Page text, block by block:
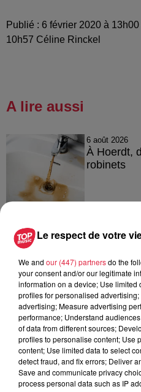
Publié : 6 février 2020 à
10h57 Céline Rinckel
A lire aussi
6 août 2026
À Hoerdt,
robinets
Tags
6 août 2026
Au zoo de
avec les
Le respect de votre
We and our (447) partnersdo the
your consent and/or our legitimate
information on a device; Use
profiles for personalised
advertising; Measure advertising
performance; Understand
of data from different sources;
profiles to personalise content; Use
content; Use limited data to select
detect fraud, and fix errors; Deliver
Save and communicate privacy
process personal data such as IP